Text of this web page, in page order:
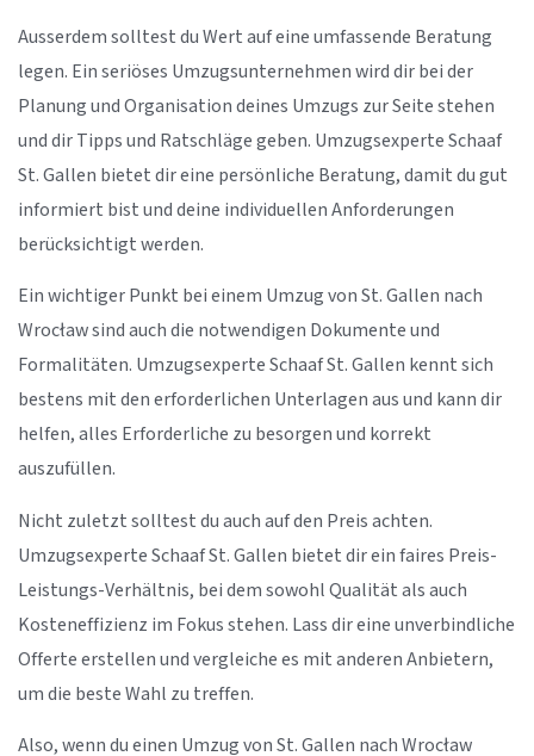
Ausserdem solltest du Wert auf eine umfassende Beratung
legen. Ein seriöses Umzugsunternehmen wird dir bei der
Planung und Organisation deines Umzugs zur Seite stehen
und dir Tipps und Ratschläge geben. Umzugsexperte Schaaf
St. Gallen bietet dir eine persönliche Beratung, damit du gut
informiert bist und deine individuellen Anforderungen
berücksichtigt werden.
Ein wichtiger Punkt bei einem Umzug von St. Gallen nach
Wrocław sind auch die notwendigen Dokumente und
Formalitäten. Umzugsexperte Schaaf St. Gallen kennt sich
bestens mit den erforderlichen Unterlagen aus und kann dir
helfen, alles Erforderliche zu besorgen und korrekt
auszufüllen.
Nicht zuletzt solltest du auch auf den Preis achten.
Umzugsexperte Schaaf St. Gallen bietet dir ein faires Preis-
Leistungs-Verhältnis, bei dem sowohl Qualität als auch
Kosteneffizienz im Fokus stehen. Lass dir eine unverbindliche
Offerte erstellen und vergleiche es mit anderen Anbietern,
um die beste Wahl zu treffen.
Also, wenn du einen Umzug von St. Gallen nach Wrocław